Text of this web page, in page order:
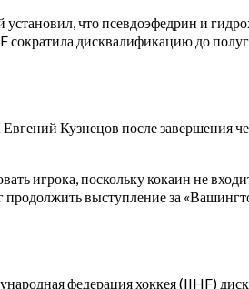
что псевдоэфедрин и
дисквалификацию до
Кузнецов после
игрока, поскольку кокаин не
продолжить выступление за
федерация хоккея (IIHF)